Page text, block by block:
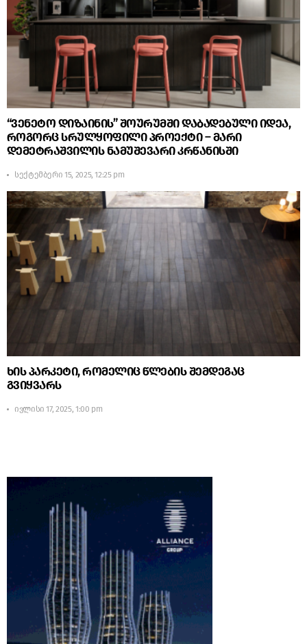
“ვენეტო დიზაინის” შოურუმში დაბადებული იდეა,
როგორც სრულყოფილი პროექტი – მარი
დემეტრაშვილის ნამუშევარი კრწანისში
სექტემბერი 15, 2025, 12:25 pm
ხის პარკეტი, რომელიც წლების შემდეგაც
გვიყვარს
ივლისი 17, 2025, 1:00 pm